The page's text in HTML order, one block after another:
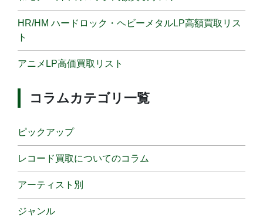
HR/HM ハードロック・ヘビーメタルLP高額買取リス
ト
アニメLP高価買取リスト
コラムカテゴリ一覧
ピックアップ
レコード買取についてのコラム
アーティスト別
ジャンル